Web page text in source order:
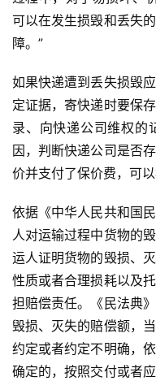
投
稿
每
日
好
诗
可以在发生损毁和丢失
障。”
如果快递遭到丢失损毁
定证据，寄快递时要保
录、向快递公司维权的
因，判断快递公司是否
价并支付了保价费，可以
依据《中华人民共和国
人对运输过程中货物的
运人证明货物的毁损、
性质或者合理损耗以及
担赔偿责任。《民法典
毁损、灭失的赔偿额，
约定或者约定不明确，
确定的，按照交付或者